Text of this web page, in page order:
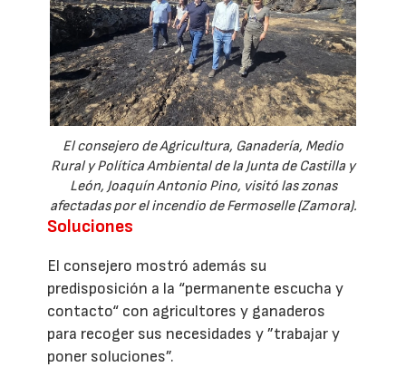
El consejero de Agricultura, Ganadería, Medio
Rural y Política Ambiental de la Junta de Castilla y
León, Joaquín Antonio Pino, visitó las zonas
afectadas por el incendio de Fermoselle (Zamora).
Soluciones
El consejero mostró además su
predisposición a la “permanente escucha y
contacto“ con agricultores y ganaderos
para recoger sus necesidades y ”trabajar y
poner soluciones”.